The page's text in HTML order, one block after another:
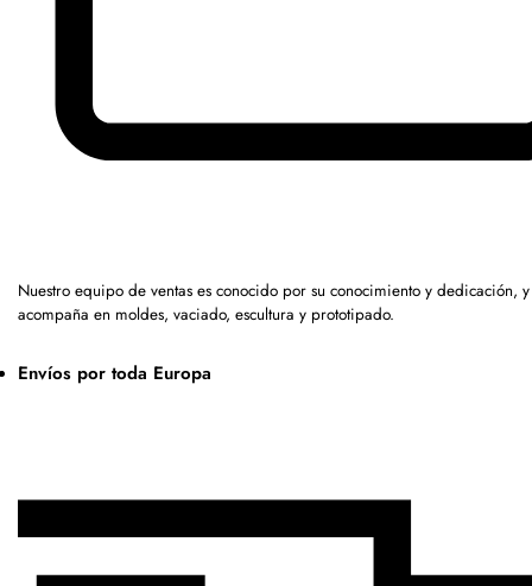
Nuestro equipo de ventas es conocido por su conocimiento y dedicación,
acompaña en moldes, vaciado, escultura y prototipado.
Envíos por toda Europa